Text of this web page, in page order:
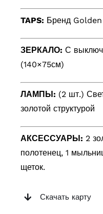
TAPS: Бренд
ЗЕРКАЛО: С
(140×75см)
ЛАМПЫ: (2 шт.)
золотой структурой
АКСЕССУАРЫ: 2
полотенец, 1
щеток.
Скачать карту